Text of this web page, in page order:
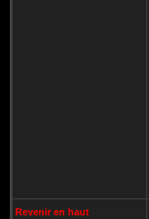
Revenir en haut